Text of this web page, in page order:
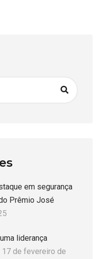
em segurança
Prêmio José
liderança
17 de fevereiro de